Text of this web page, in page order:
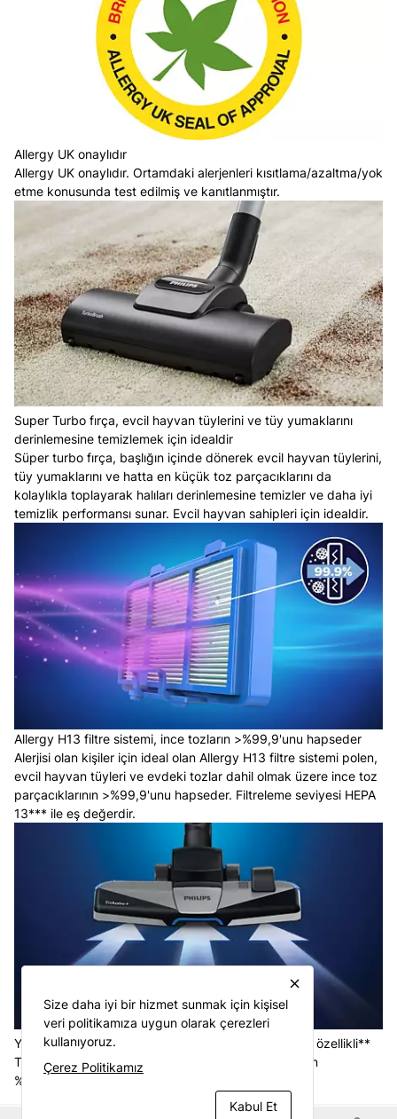
Allergy UK onaylıdır
Allergy UK onaylıdır. Ortamdaki alerjenleri kısıtlama/azaltma/yok
etme konusunda test edilmiş ve kanıtlanmıştır.
Super Turbo fırça, evcil hayvan tüylerini ve tüy yumaklarını
derinlemesine temizlemek için idealdir
Süper turbo fırça, başlığın içinde dönerek evcil hayvan tüylerini,
tüy yumaklarını ve hatta en küçük toz parçacıklarını da
kolaylıkla toplayarak halıları derinlemesine temizler ve daha iyi
temizlik performansı sunar. Evcil hayvan sahipleri için idealdir.
Allergy H13 filtre sistemi, ince tozların >%99,9'unu hapseder
Alerjisi olan kişiler için ideal olan Allergy H13 filtre sistemi polen,
evcil hayvan tüyleri ve evdeki tozlar dahil olmak üzere ince toz
parçacıklarının >%99,9'unu hapseder. Filtreleme seviyesi HEPA
13*** ile eş değerdir.
Yüksek temizlik performansı için %99,9 toz toplama özellikli**
TriActive+ başlık ve ekstrem emiş gücü, ince tozların
%99,9'unun** süpürülmesini sağlar.
close
Size daha iyi bir hizmet sunmak için kişisel
veri politikamıza uygun olarak çerezleri
kullanıyoruz.
Çerez Politikamız
Kabul Et